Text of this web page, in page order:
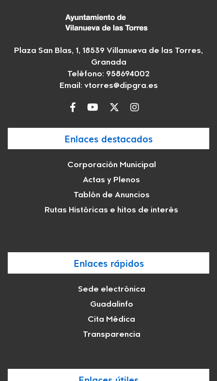
Plaza San Blas, 1, 18539 Villanueva de las Torres,
Granada
Teléfono: 958694002
Email: vtorres@dipgra.es
Enlaces destacados
Corporación Municipal
Actas y Plenos
Tablón de Anuncios
Rutas Históricas e hitos de interés
Enlaces rápidos
Sede electrónica
Guadalinfo
Cita Médica
Transparencia